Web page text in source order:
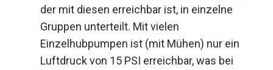
der mit diesen erreichbar ist, in einzelne
Gruppen unterteilt. Mit vielen
Einzelhubpumpen ist (mit Mühen) nur ein
Luftdruck von 15 PSI erreichbar, was bei